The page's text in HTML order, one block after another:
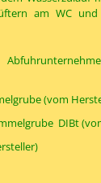
am WC
(vom
DIBt